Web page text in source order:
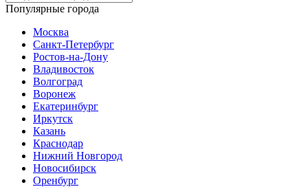
Популярные города
Москва
Санкт-Петербург
Ростов-на-Дону
Владивосток
Волгоград
Воронеж
Екатеринбург
Иркутск
Казань
Краснодар
Нижний Новгород
Новосибирск
Оренбург